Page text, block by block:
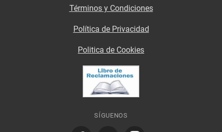
Términos y Condiciones
Política de Privacidad
Politica de Cookies
SÍGUENOS